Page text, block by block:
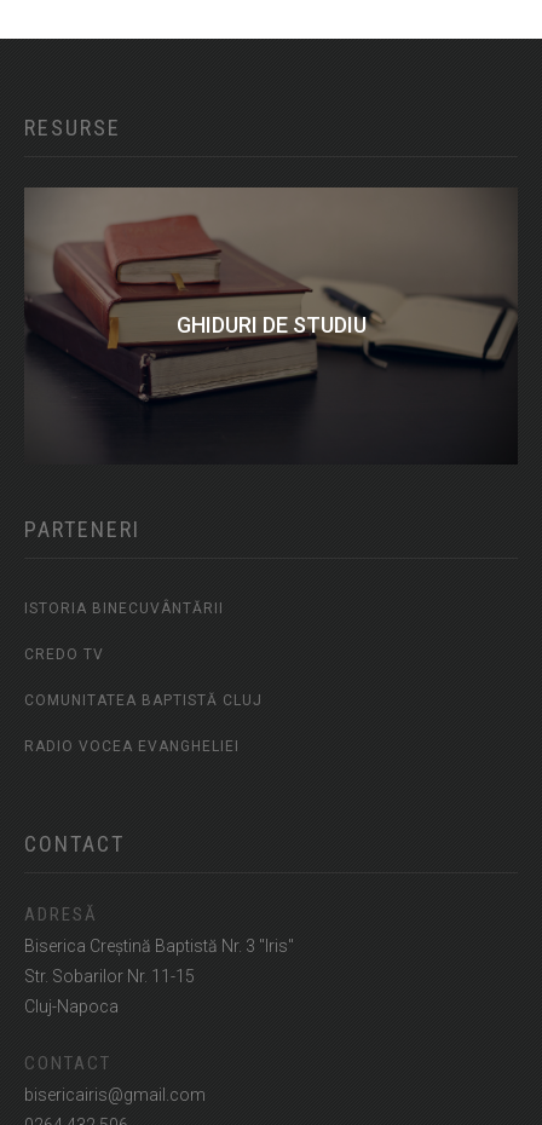
RESURSE
GHIDURI DE STUDIU
PARTENERI
ISTORIA BINECUVÂNTĂRII
CREDO TV
COMUNITATEA BAPTISTĂ CLUJ
RADIO VOCEA EVANGHELIEI
CONTACT
ADRESĂ
Biserica Creștină Baptistă Nr. 3 "Iris"
Str. Sobarilor Nr. 11-15
Cluj-Napoca
CONTACT
bisericairis@gmail.com